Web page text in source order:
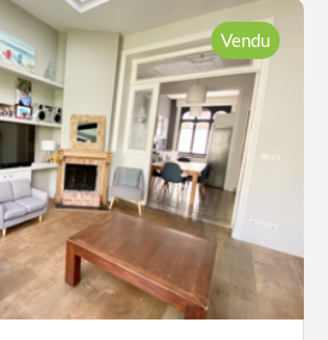
Vendu